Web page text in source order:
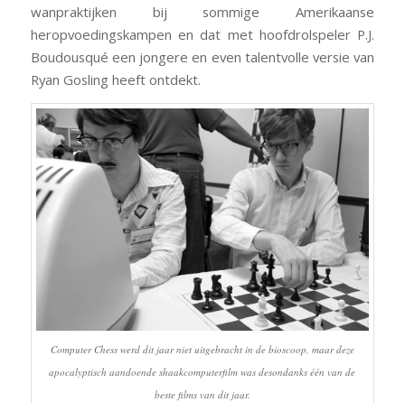
wanpraktijken bij sommige Amerikaanse
heropvoedingskampen en dat met hoofdrolspeler P.J.
Boudousqué een jongere en even talentvolle versie van
Ryan Gosling heeft ontdekt.
Computer Chesswerd dit jaar niet uitgebracht in de bioscoop, maar deze
apocalyptisch aandoende shaakcomputerfilm was desondanks één van de
beste films van dit jaar.